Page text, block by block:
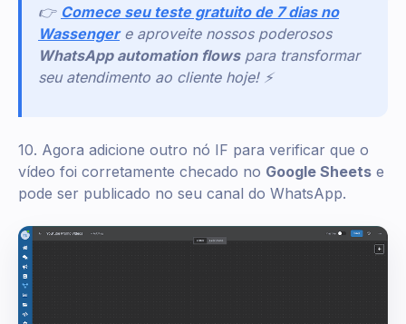
👉 Comece seu teste gratuito de 7 dias no
Wassenger e aproveite nossos poderosos
WhatsApp automation flows para transformar
seu atendimento ao cliente hoje! ⚡
10. Agora adicione outro nó IF para verificar que o
vídeo foi corretamente checado no Google Sheets e
pode ser publicado no seu canal do WhatsApp.